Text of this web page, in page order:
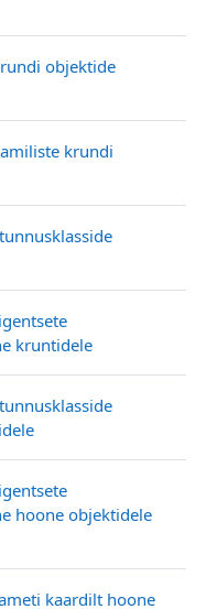
objektide
krundi
kruntidele
Link/URL
hoone objektideleDatei
kaardilt hoone